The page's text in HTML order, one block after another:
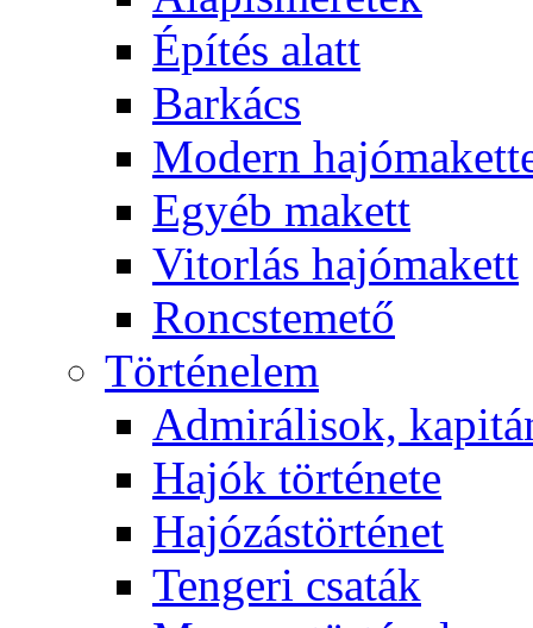
Építés alatt
Barkács
Modern
Egyéb makett
Vitorlás hajómakett
Roncstemető
Történelem
Admirálisok,
Hajók története
Hajózástörténet
Tengeri csaták